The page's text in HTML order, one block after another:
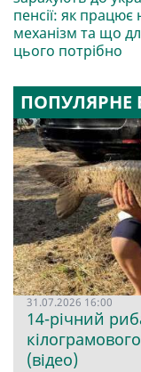
пенсії: як працює
механізм та що
цього потрібно
ПОПУЛЯРНЕ
31.07.2026 16:00
14-річний
(відео)